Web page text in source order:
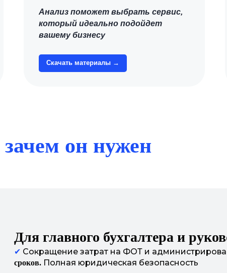
Анализ поможет выбрать сервис,
который идеально подойдет
вашему бизнесу
Скачать материалы →
зачем он нужен
Для главного бухгалтера и
✔ Сокращение затрат на ФОТ и
сроков. Полная юридическая безопасность